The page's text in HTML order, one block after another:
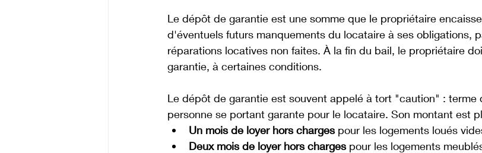
Le dépôt de garantie est une somme que le propriétaire
d'éventuels futurs manquements du locataire à ses obligations,
réparations locatives non faites. À la fin du bail, le propriétaire
garantie, à certaines conditions.
Le dépôt de garantie est souvent appelé à tort "caution" : terme
personne se portant garante pour le locataire. Son montant est
Un mois de loyer hors charges pour les logements loués
Deux mois de loyer hors charges pour les logements